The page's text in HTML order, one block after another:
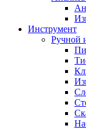
Инструмент
Ручной